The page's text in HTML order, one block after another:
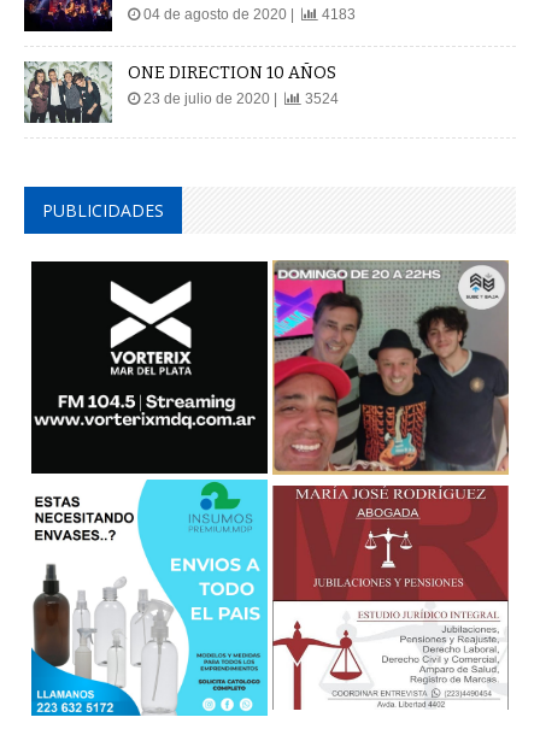
04 de agosto de 2020 | 4183
ONE DIRECTION 10 AÑOS
23 de julio de 2020 | 3524
PUBLICIDADES